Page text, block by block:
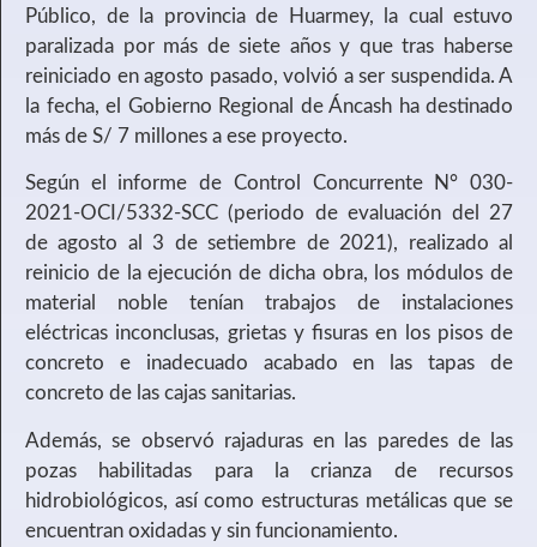
Público, de la provincia de Huarmey, la cual estuvo
paralizada por más de siete años y que tras haberse
reiniciado en agosto pasado, volvió a ser suspendida. A
la fecha, el Gobierno Regional de Áncash ha destinado
más de S/ 7 millones a ese proyecto.
Según el informe de Control Concurrente N° 030-
2021-OCI/5332-SCC (periodo de evaluación del 27
de agosto al 3 de setiembre de 2021), realizado al
reinicio de la ejecución de dicha obra, los módulos de
material noble tenían trabajos de instalaciones
eléctricas inconclusas, grietas y fisuras en los pisos de
concreto e inadecuado acabado en las tapas de
concreto de las cajas sanitarias.
Además, se observó rajaduras en las paredes de las
pozas habilitadas para la crianza de recursos
hidrobiológicos, así como estructuras metálicas que se
encuentran oxidadas y sin funcionamiento.